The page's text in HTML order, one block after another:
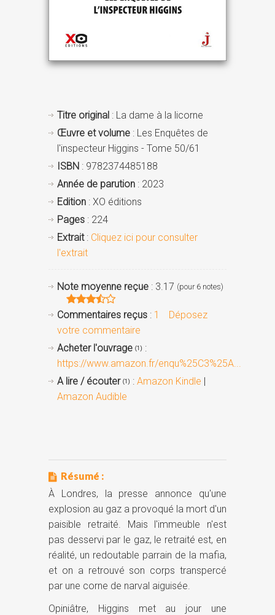
Titre original : La dame à la licorne
Œuvre et volume : Les Enquêtes de
l'inspecteur Higgins - Tome 50/61
ISBN : 9782374485188
Année de parution : 2023
Edition : XO éditions
Pages : 224
Extrait: Cliquez ici pour consulter
l'extrait
Note moyenne reçue : 3.17 (pour 6 notes)
Commentaires reçus : 1
Déposez
votre commentaire
Acheter l'ouvrage (1) :
https://www.amazon.fr/enqu%25C3%25A...
A lire / écouter (1) : Amazon Kindle |
Amazon Audible
Résumé :
À Londres, la presse annonce qu'une
explosion au gaz a provoqué la mort d'un
paisible retraité. Mais l'immeuble n'est
pas desservi par le gaz, le retraité est, en
réalité, un redoutable parrain de la mafia,
et on a retrouvé son corps transpercé
par une corne de narval aiguisée.
Opiniâtre, Higgins met au jour une